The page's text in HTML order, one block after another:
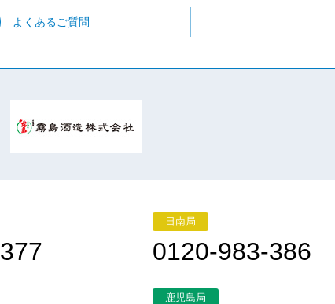
よくあるご質問
日南局
0120-983-386
鹿児島局